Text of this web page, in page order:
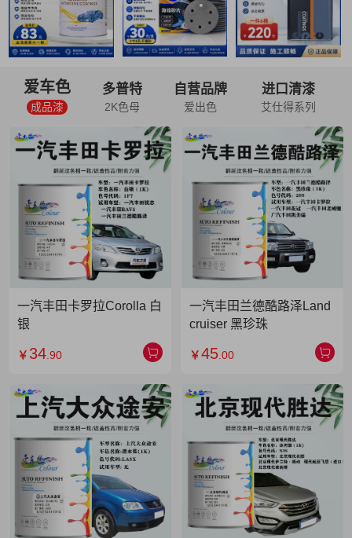
爱车色
成品漆
多普特
2K色母
自营品牌
爱出色
进口清漆
艾仕得系列
一汽丰田卡罗拉Corolla 白
银
￥ 34 .90
一汽丰田兰德酷路泽Land
cruiser 黑珍珠
￥45 .00